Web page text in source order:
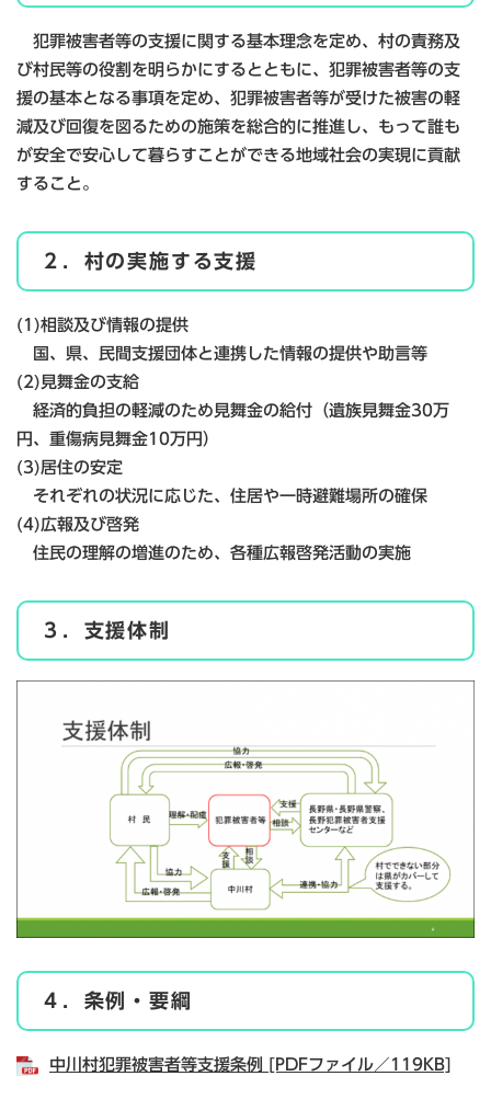
犯罪被害者等の支援に関する基本理念を定め、村の責務及
び村民等の役割を明らかにするとともに、犯罪被害者等の支
援の基本となる事項を定め、犯罪被害者等が受けた被害の軽
減及び回復を図るための施策を総合的に推進し、もって誰も
が安全で安心して暮らすことができる地域社会の実現に貢献
すること。
２．村の実施する支援
(1)相談及び情報の提供
国、県、民間支援団体と連携した情報の提供や助言等
(2)見舞金の支給
経済的負担の軽減のため見舞金の給付（遺族見舞金30万
円、重傷病見舞金10万円）
(3)居住の安定
それぞれの状況に応じた、住居や一時避難場所の確保
(4)広報及び啓発
住民の理解の増進のため、各種広報啓発活動の実施
３．支援体制
４．条例・要綱
中川村犯罪被害者等支援条例 [PDFファイル／119KB]